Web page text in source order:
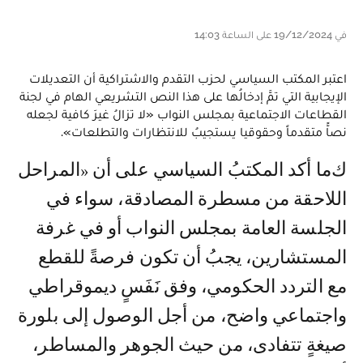
في 19/12/2024 على الساعة 14:03
اعتبر المكتب السياسي لحزب التقدم والاشتراكية أن التعديلات
الإيجابية التي تمَّ إدخالُها على هذا النص التشريعي الهام في لجنة
القطاعات الاجتماعية بمجلس النواب «لا تزالُ غيرَ كافية لجعله
نصاًّ متقدماً وحقوقيا يستجيبُ للانتظارات والتطلعات».
كما أكد المكتبُ السياسي على أن «المراحل
اللاحقة من مسطرة المصادقة، سواء في
الجلسة العامة بمجلس النواب أو في غرفة
المستشارين، يجبُ أن تكون فرصةً للقطع
مع التردد الحكومي، وفق نَفَسٍ ديموقراطي
واجتماعي واضح، من أجل الوصول إلى بلورة
صيغةٍ تتفادى، من حيث الجوهر والمساطر،